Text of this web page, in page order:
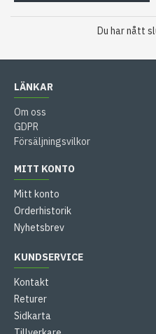
Du har nått
LÄNKAR
Om oss
GDPR
Försäljningsvilkor
MITT KONTO
Mitt konto
Orderhistorik
Nyhetsbrev
KUNDSERVICE
Kontakt
Returer
Sidkarta